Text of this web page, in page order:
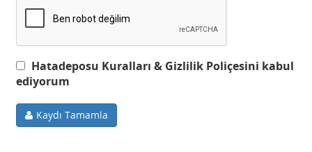
Hatadeposu Kuralları & Gizlilik Poliçesini kabul
ediyorum
Kaydı Tamamla